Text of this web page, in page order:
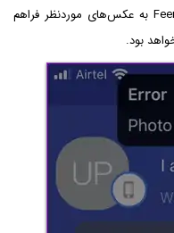
، دسترسی Feem به عکس‌های موردنظر فراهم
بود.